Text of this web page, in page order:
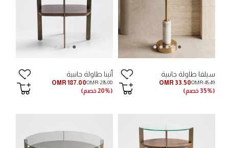
سيلفا طاولة جانبية
OMR 33.50OMR 45.49
(35% خصم)
أثينا طاولة جانبية
OMR 187.00OMR 235.00
(20% خصم)